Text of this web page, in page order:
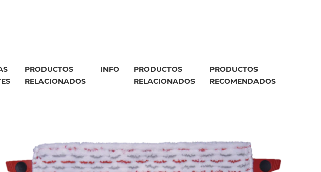
PRODUCTOS
RELACIONADOS
INFO
PRODUCTOS
RELACIONADOS
PRODUCTOS
RECOMENDADOS